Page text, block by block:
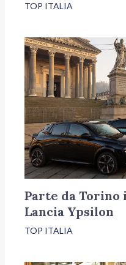
TOP ITALIA
Parte da
Lancia Ypsilon
TOP ITALIA